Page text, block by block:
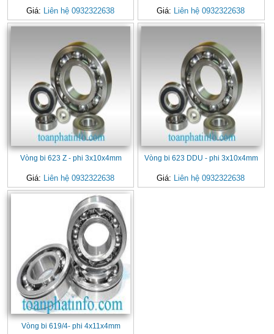
Giá: Liên hệ 0932322638 Giá: Liên hệ 0932322638
Vòng bi 623 Z - phi 3x10x4mm
Giá: Liên hệ 0932322638
Vòng bi 623 DDU - phi 3x10x4mm
Giá: Liên hệ 0932322638
Vòng bi 619/4- phi 4x11x4mm